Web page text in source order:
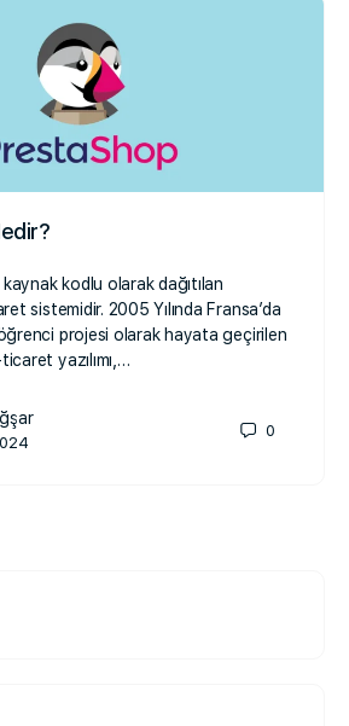
kodlu olarak dağıtılan
sistemidir. 2005 Yılında Fransa’da
projesi olarak hayata geçirilen
yazılımı,…
0